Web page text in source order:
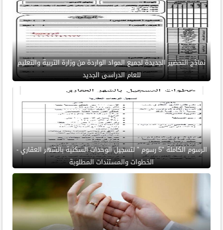
نماذج التحضير الجديدة لجميع المواد الواردة من وزارة التربية والتعليم
للعام الدراسى الجديد
الرسوم الكاملة "5 رسوم " لتسجيل الوحدات السكنية بالشهر العقاري -
الخطوات والمستندات المطلوبة